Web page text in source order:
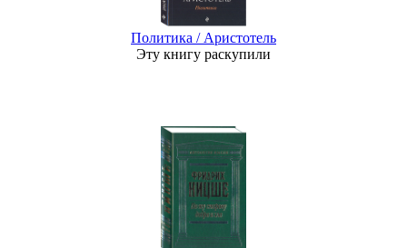
Политика / Аристотель
Эту книгу раскупили